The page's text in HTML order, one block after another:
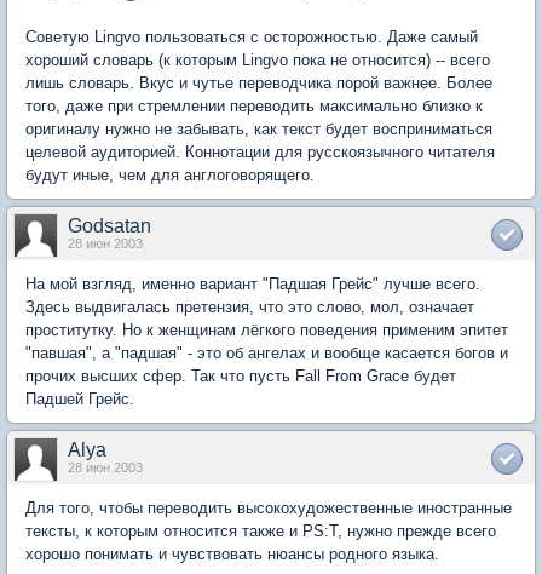
Советую Lingvo пользоваться с осторожностью. Даже самый
хороший словарь (к которым Lingvo пока не относится) -- всего
лишь словарь. Вкус и чутье переводчика порой важнее. Более
того, даже при стремлении переводить максимально близко к
оригиналу нужно не забывать, как текст будет восприниматься
целевой аудиторией. Коннотации для русскоязычного читателя
будут иные, чем для англоговорящего.
Godsatan
28 июн 2003
На мой взгляд, именно вариант "Падшая Грейс" лучше всего.
Здесь выдвигалась претензия, что это слово, мол, означает
проститутку. Но к женщинам лёгкого поведения применим эпитет
"павшая", а "падшая" - это об ангелах и вообще касается богов и
прочих высших сфер. Так что пусть Fall From Grace будет
Падшей Грейс.
Alya
28 июн 2003
Для того, чтобы переводить высокохудожественные иностранные
тексты, к которым относится также и PS:T, нужно прежде всего
хорошо понимать и чувствовать нюансы родного языка.